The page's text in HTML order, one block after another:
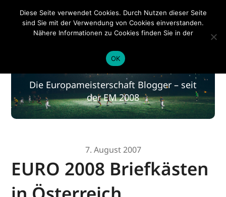
EM 2020
EM 2020
Die Europameisterschaft Blogger – seit
der EM 2008
7. August 2007
EURO 2008 Briefkästen
Diese Seite verwendet Cookies. Durch Nutzen dieser Seite
sind Sie mit der Verwendung von Cookies einverstanden.
Nähere Informationen zu Cookies finden Sie in der
OK